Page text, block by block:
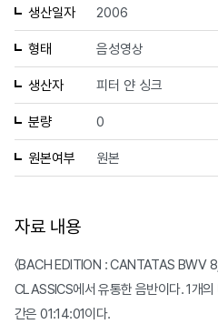
생산일자 2006
형태 음성영상
생산자 피터 얀 싱크
분량 0
원본여부 원본
자료 내용
〈BACH EDITION : CANTATAS BWV
CLASSICS에서 유통한 음반이다. 1개
간은 01:14:01이다.